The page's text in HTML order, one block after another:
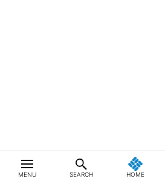
MENU SEARCH HOME